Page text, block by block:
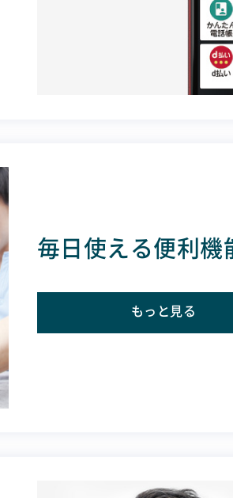
毎日使える便利機
もっと見る